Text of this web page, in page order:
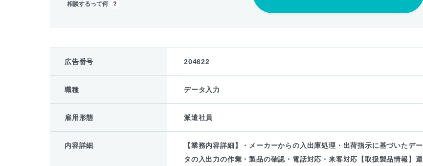
相談するって何
広告番号 204622
職種 データ入力
雇用形態 派遣社員
内容詳細
【業務内容詳細】・メーカーからの入出庫処理・出荷指示に基づいたデー
タの入出力の作業・製品の確認・電話対応・来客対応【取扱製品情報】運